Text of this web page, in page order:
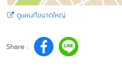
ดูแผนที่ขนาดใหญ่
Share :